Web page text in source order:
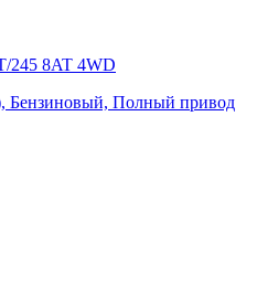
245 8AT 4WD
Бензиновый, Полный привод